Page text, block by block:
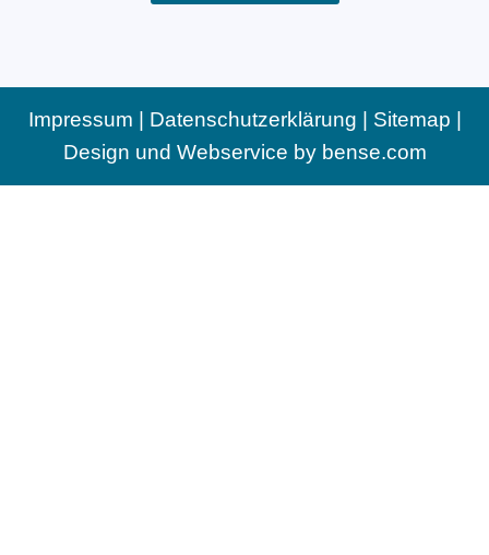
Impressum | Datenschutzerklärung | Sitemap |
Design und Webservice by bense.com